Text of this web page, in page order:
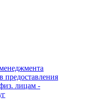
предоставления
лицам -